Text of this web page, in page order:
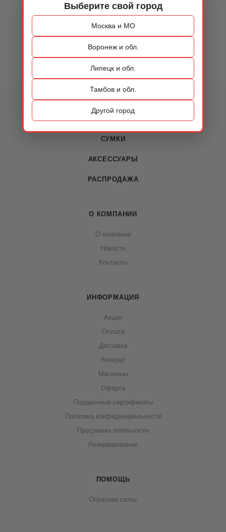
Выберите свой город
Москва и МО
Воронеж и обл.
Липецк и обл.
Тамбов и обл.
Другой город
КАТАЛОГ
ОБУВЬ
СУМКИ
АКСЕССУАРЫ
РАСПРОДАЖА
О КОМПАНИИ
О компании
Новости
Контакты
ИНФОРМАЦИЯ
Акции
Оплата
Доставка
Возврат
Магазины
Оферта
Подарочные сертификаты
Политика конфиденциальности
Программа лояльности
Резервирование
ПОМОЩЬ
Обратная связь